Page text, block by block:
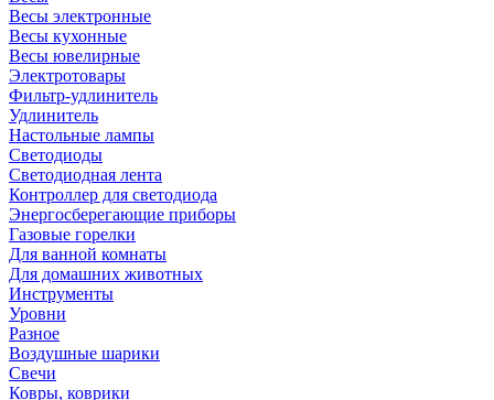
Весы электронные
Весы кухонные
Весы ювелирные
Электротовары
Фильтр-удлинитель
Удлинитель
Настольные лампы
Светодиоды
Светодиодная лента
Контроллер для светодиода
Энергосберегающие приборы
Газовые горелки
Для ванной комнаты
Для домашних животных
Инструменты
Уровни
Разное
Воздушные шарики
Свечи
Ковры, коврики